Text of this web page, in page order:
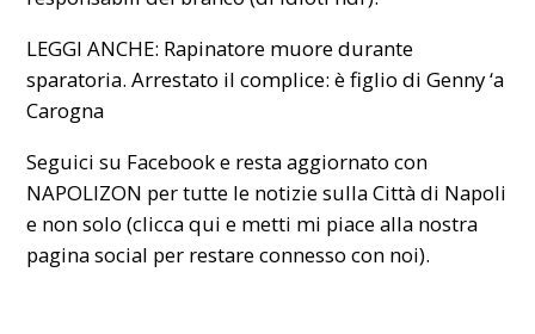
LEGGI ANCHE: Rapinatore muore durante
sparatoria. Arrestato il complice: è figlio di Genny ‘a
Carogna
Seguici su Facebook e resta aggiornato con
NAPOLIZON per tutte le notizie sulla Città di Napoli
e non solo (clicca qui e metti mi piace alla nostra
pagina social per restare connesso con noi).